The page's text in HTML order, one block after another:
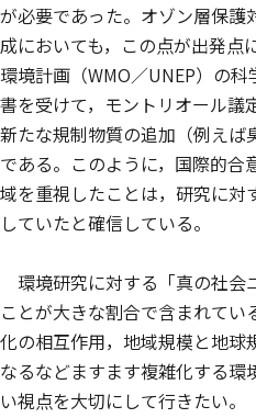
が必要であった。オゾン層保
成においても，この点が出発点
環境計画（WMO／UNEP）の
書を受けて，モントリオール議
新たな規制物質の追加（例えば
である。このように，国際的合
域を重視したことは，研究に対
していたと確信している。
環境研究に対する「真の社会
ことが大きな割合で含まれて
化の相互作用，地域規模と地球
なるなどますます複雑化する
い視点を大切にして行きたい。